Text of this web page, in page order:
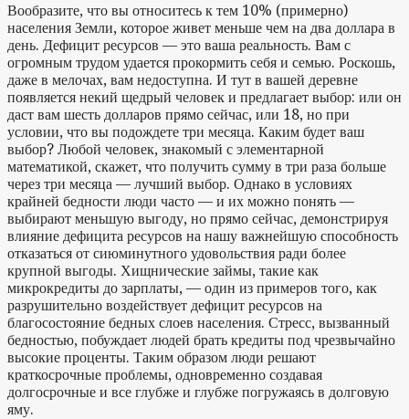
Вообразите, что вы относитесь к тем 10% (примерно)
населения Земли, которое живет меньше чем на два доллара в
день. Дефицит ресурсов — это ваша реальность. Вам с
огромным трудом удается прокормить себя и семью. Роскошь,
даже в мелочах, вам недоступна. И тут в вашей деревне
появляется некий щедрый человек и предлагает выбор: или он
даст вам шесть долларов прямо сейчас, или 18, но при
условии, что вы подождете три месяца. Каким будет ваш
выбор? Любой человек, знакомый с элементарной
математикой, скажет, что получить сумму в три раза больше
через три месяца — лучший выбор. Однако в условиях
крайней бедности люди часто — и их можно понять —
выбирают меньшую выгоду, но прямо сейчас, демонстрируя
влияние дефицита ресурсов на нашу важнейшую способность
отказаться от сиюминутного удовольствия ради более
крупной выгоды. Хищнические займы, такие как
микрокредиты до зарплаты, — один из примеров того, как
разрушительно воздействует дефицит ресурсов на
благосостояние бедных слоев населения. Стресс, вызванный
бедностью, побуждает людей брать кредиты под чрезвычайно
высокие проценты. Таким образом люди решают
краткосрочные проблемы, одновременно создавая
долгосрочные и все глубже и глубже погружаясь в долговую
яму.